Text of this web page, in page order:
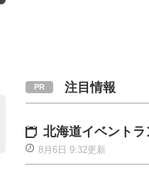
注目情報
北海道イベントラ
8月6日 9:32更新